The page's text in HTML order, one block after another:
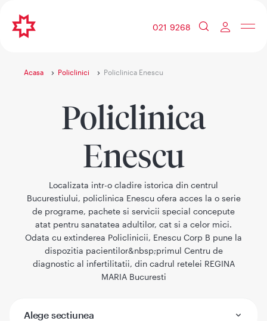
021 9268
Acasa Policlinici Policlinica Enescu
Policlinica
Enescu
Localizata intr-o cladire istorica din centrul
Bucurestiului, policlinica Enescu ofera acces la o serie
de programe, pachete si servicii special concepute
atat pentru sanatatea adultilor, cat si a celor mici.
Odata cu extinderea Policlinicii, Enescu Corp B pune la
dispozitia pacientilor&nbsp;primul Centru de
diagnostic al infertilitatii, din cadrul retelei REGINA
MARIA Bucuresti
Alege sectiunea